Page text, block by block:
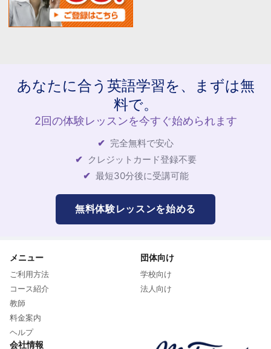
あなたに合う英語学習を、まずは無
料で。
2回の体験レッスンを今すぐ始められます
完全無料で安心
クレジットカード登録不要
最短30分後に受講可能
無料体験レッスンを始める
メニュー
ご利用方法
コース紹介
教師
料金案内
ヘルプ
団体向け
学校向け
法人向け
会社情報